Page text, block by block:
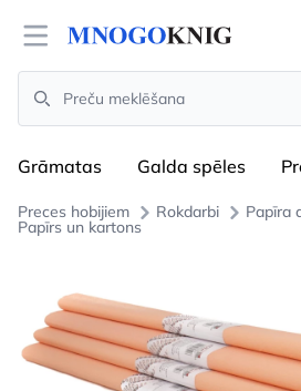
Open menu
Search
Grāmatas Galda spēles
Preces hobijiem Rokdarbi Papīra
Papīrs un kartons